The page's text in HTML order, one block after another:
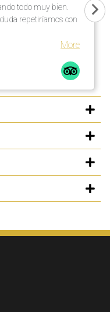
todo muy bien.
repetiríamos con
More